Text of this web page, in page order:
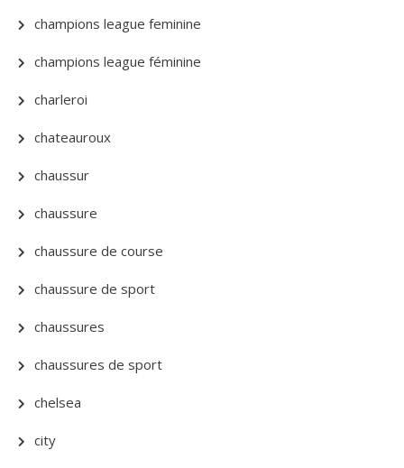
champions league feminine
champions league féminine
charleroi
chateauroux
chaussur
chaussure
chaussure de course
chaussure de sport
chaussures
chaussures de sport
chelsea
city